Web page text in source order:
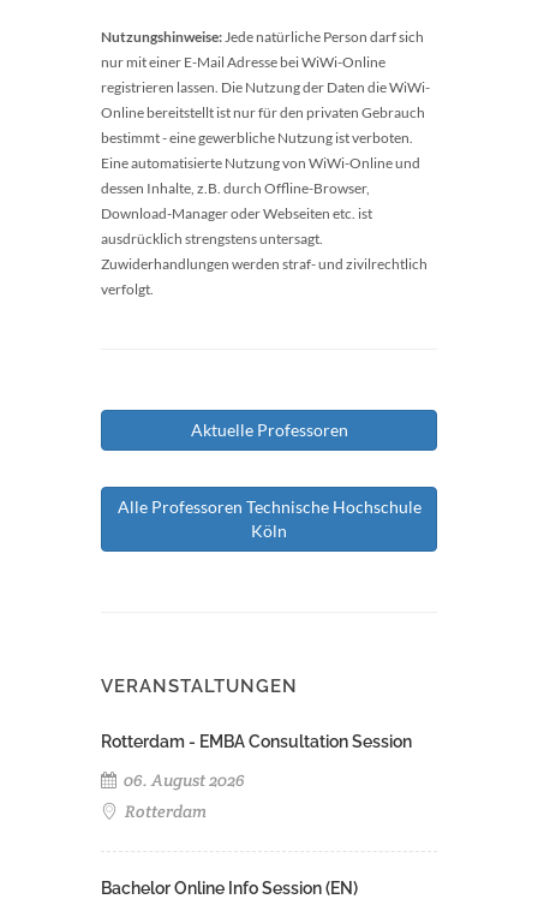
Nutzungshinweise: Jede natürliche Person darf sich
nur mit einer E-Mail Adresse bei WiWi-Online
registrieren lassen. Die Nutzung der Daten die WiWi-
Online bereitstellt ist nur für den privaten Gebrauch
bestimmt - eine gewerbliche Nutzung ist verboten.
Eine automatisierte Nutzung von WiWi-Online und
dessen Inhalte, z.B. durch Offline-Browser,
Download-Manager oder Webseiten etc. ist
ausdrücklich strengstens untersagt.
Zuwiderhandlungen werden straf- und zivilrechtlich
verfolgt.
Aktuelle Professoren
Alle Professoren Technische Hochschule
Köln
VERANSTALTUNGEN
Rotterdam - EMBA Consultation Session
06. August 2026
Rotterdam
Bachelor Online Info Session (EN)